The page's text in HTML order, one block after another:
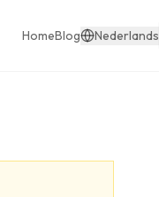
HomeBlog Nederlands